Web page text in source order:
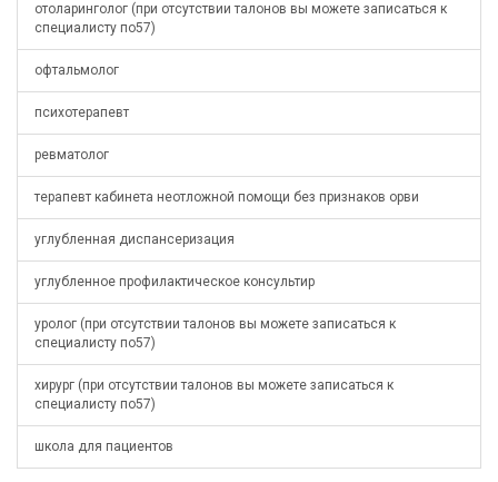
отоларинголог (при отсутствии талонов вы можете записаться к
специалисту по57)
офтальмолог
психотерапевт
ревматолог
терапевт кабинета неотложной помощи без признаков орви
углубленная диспансеризация
углубленное профилактическое консультир
уролог (при отсутствии талонов вы можете записаться к
специалисту по57)
хирург (при отсутствии талонов вы можете записаться к
специалисту по57)
школа для пациентов